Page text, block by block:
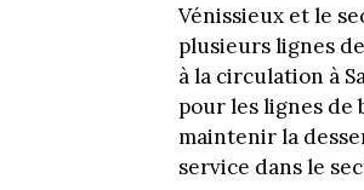
Vénissieux et le
plusieurs lignes
à la circulation à
pour les lignes de
maintenir la
service dans le